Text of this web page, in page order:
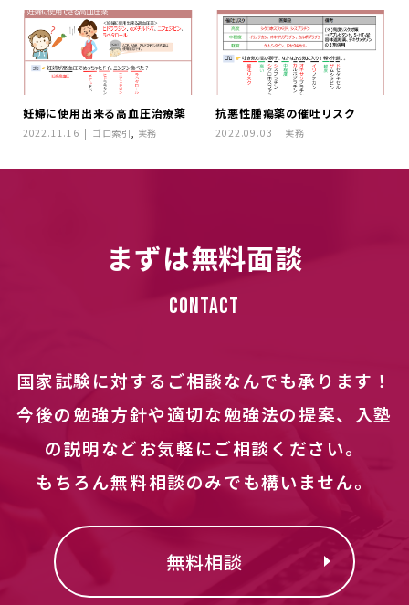
妊婦に使用出来る高血圧治療薬
2022.11.16 ゴロ索引 実務
抗悪性腫瘍薬の催吐リスク
2022.09.03 実務
まずは無料面談
Contact
国家試験に対するご相談なんでも承ります！
今後の勉強方針や適切な勉強法の提案、入塾
の説明などお気軽にご相談ください。
もちろん無料相談のみでも構いません。
無料相談